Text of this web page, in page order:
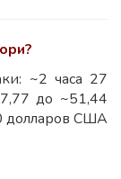
~2 часа 27
до ~51,44
долларов США